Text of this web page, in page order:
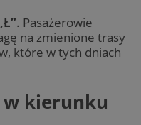
. Pasażerowie
na zmienione trasy
które w tych dniach
w kierunku